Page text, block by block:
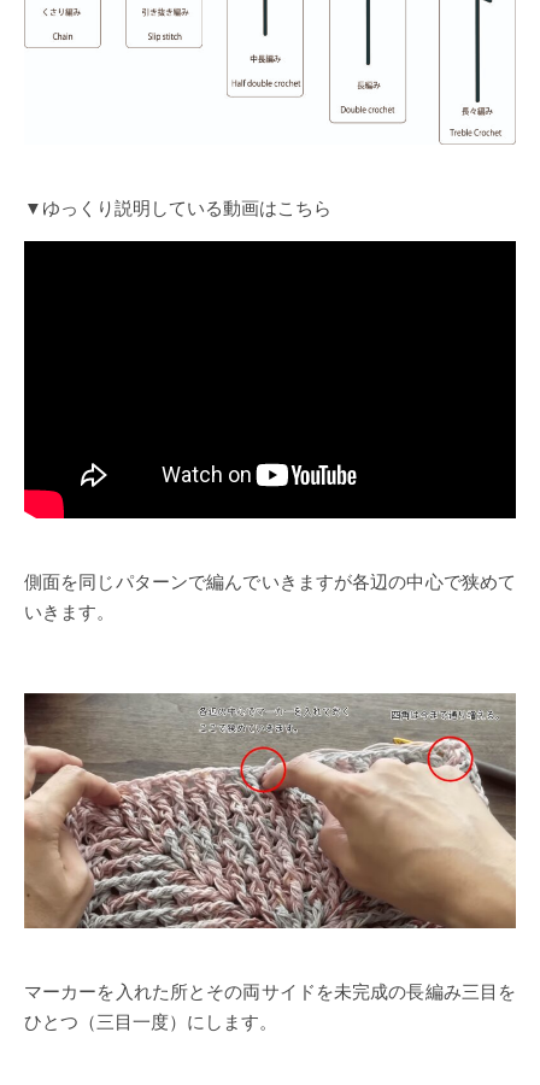
▼ゆっくり説明している動画はこちら
側面を同じパターンで編んでいきますが各辺の中心で狭めて
いきます。
マーカーを入れた所とその両サイドを未完成の長編み三目を
ひとつ（三目一度）にします。